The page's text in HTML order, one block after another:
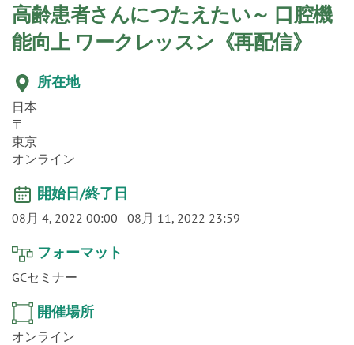
高齢患者さんにつたえたい～ 口腔機
能向上 ワークレッスン《再配信》
所在地
日本
〒
東京
オンライン
開始日/終了日
08月 4, 2022 00:00 - 08月 11, 2022 23:59
フォーマット
GCセミナー
開催場所
オンライン